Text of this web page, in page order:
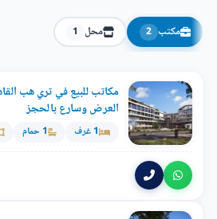
مكتب 2 محل 1
مكاتب للبيع في تري هب
العرض وسارع بالحجز
1 غرف 1 حمام